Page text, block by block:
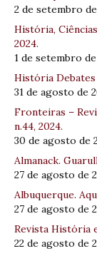
2 de setembro
História,
2024.
1 de setembro
História Debates
31 de agosto de
Fronteiras –
n.44, 2024.
30 de agosto de
Almanack.
27 de agosto de
Albuquerque.
27 de agosto de
Revista História
22 de agosto de